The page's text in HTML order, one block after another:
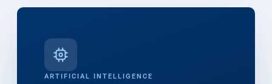
ARTIFICIAL INTELLIGENCE